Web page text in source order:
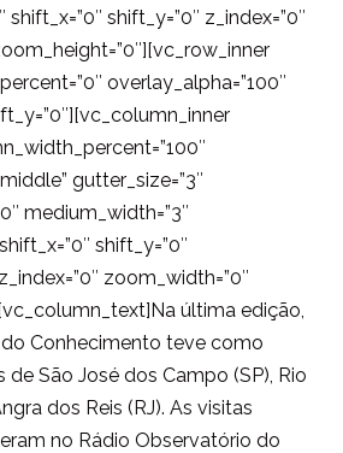
shift_y=”0″ z_index=”0″
overlay_alpha=”100″
gutter_size=”3″
medium_width=”3″
shift_y=”0″
zoom_width=”0″
Na última edição,
Conhecimento teve como
São José dos Campo (SP), Rio
dos Reis (RJ). As visitas
no Rádio Observatório do